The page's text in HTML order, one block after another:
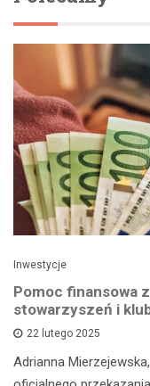
Inwestycje
Pomoc finansowa
stowarzyszeń i
22 lutego 2025
Adrianna